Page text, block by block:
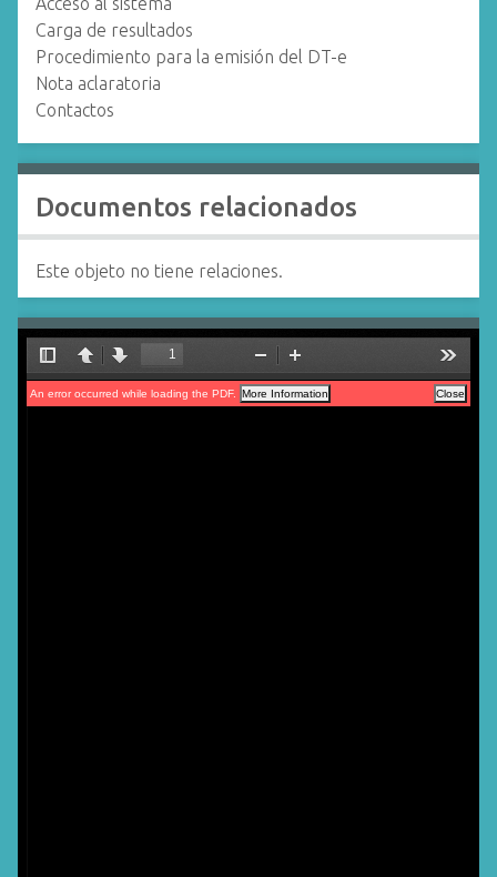
Carga de resultados
Procedimiento para la emisión del DT-e
Nota aclaratoria
Contactos
Documentos relacionados
Este objeto no tiene relaciones.